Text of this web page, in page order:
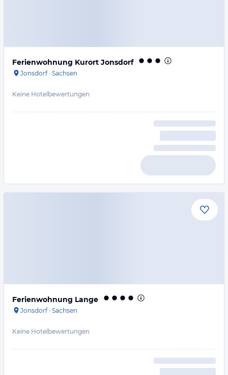
Ferienwohnung Kurort Jonsdorf
Jonsdorf· Sachsen
Keine Hotelbewertungen
Ferienwohnung Lange
Jonsdorf· Sachsen
Keine Hotelbewertungen